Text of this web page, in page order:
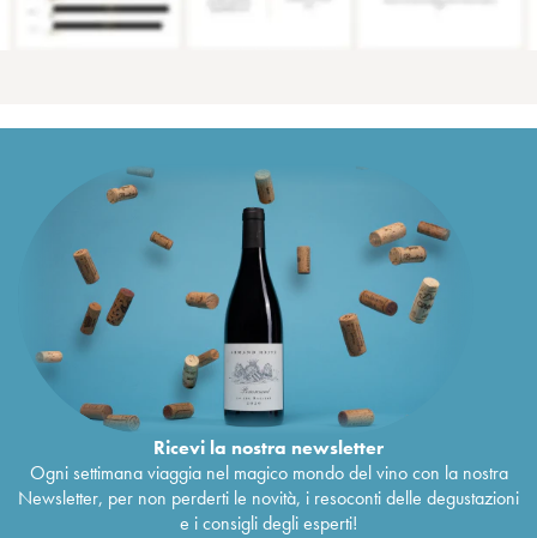
Ricevi la nostra newsletter
Ogni settimana viaggia nel magico mondo del vino con la nostra
Newsletter, per non perderti le novità, i resoconti delle degustazioni
e i consigli degli esperti!